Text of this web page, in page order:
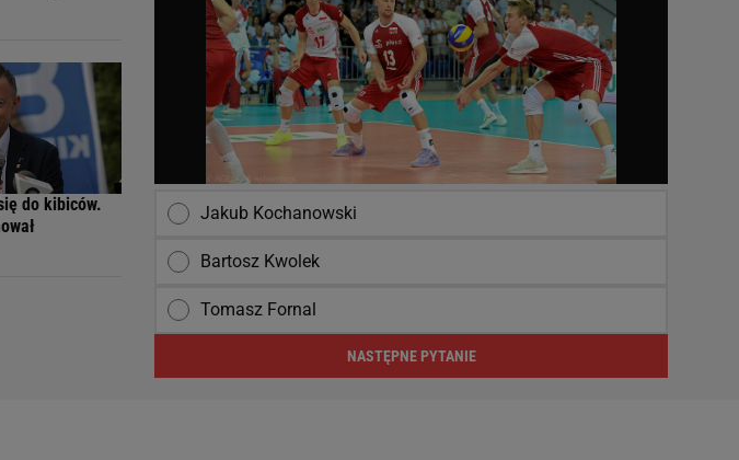
do kibiców.
Jakub Kochanowski
Bartosz Kwolek
Tomasz Fornal
NASTĘPNE PYTANIE